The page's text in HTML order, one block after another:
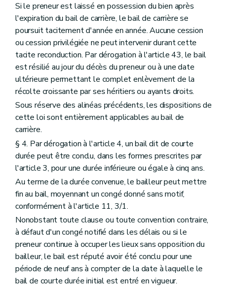
Si le preneur est laissé en possession du bien après
l'expiration du bail de carrière, le bail de carrière se
poursuit tacitement d'année en année. Aucune cession
ou cession privilégiée ne peut intervenir durant cette
tacite reconduction. Par dérogation à l'article 43, le bail
est résilié au jour du décès du preneur ou à une date
ultérieure permettant le complet enlèvement de la
récolte croissante par ses héritiers ou ayants droits.
Sous réserve des alinéas précédents, les dispositions de
cette loi sont entièrement applicables au bail de
carrière.
§ 4. Par dérogation à l'article 4, un bail dit de courte
durée peut être conclu, dans les formes prescrites par
l'article 3, pour une durée inférieure ou égale à cinq ans.
Au terme de la durée convenue, le bailleur peut mettre
fin au bail, moyennant un congé donné sans motif,
conformément à l'article 11, 3/1.
Nonobstant toute clause ou toute convention contraire,
à défaut d'un congé notifié dans les délais ou si le
preneur continue à occuper les lieux sans opposition du
bailleur, le bail est réputé avoir été conclu pour une
période de neuf ans à compter de la date à laquelle le
bail de courte durée initial est entré en vigueur.